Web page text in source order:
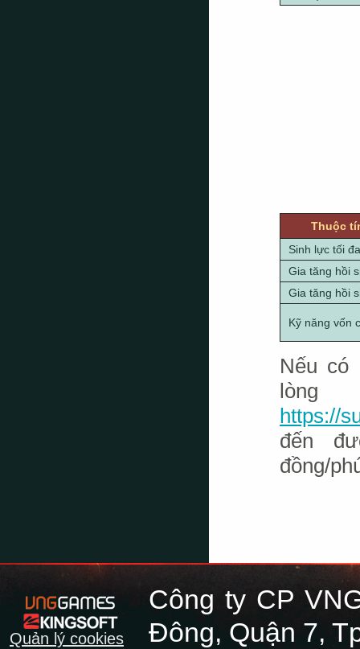
Thuộc
Sinh lực tối đa
Gia tăng hồi
Gia tăng hồi
Kỹ năng vốn
Nếu có
https://
đến
đồng/
Công ty CP
Đông, Quận 7,
Quản lý cookies